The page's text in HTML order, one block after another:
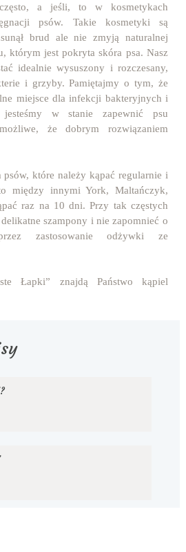
a jeśli, to w kosmetykach
psów. Takie kosmetyki są
brud ale nie zmyją naturalnej
którym jest pokryta skóra psa. Nasz
idealnie wysuszony i rozczesany,
i grzyby. Pamiętajmy o tym, że
miejsce dla infekcji bakteryjnych i
w stanie zapewnić psu
że dobrym rozwiązaniem
psów, które należy kąpać regularnie i
między innymi York, Maltańczyk,
raz na 10 dni. Przy tak częstych
szampony i nie zapomnieć o
zastosowanie odżywki ze
Łapki” znajdą Państwo kąpiel